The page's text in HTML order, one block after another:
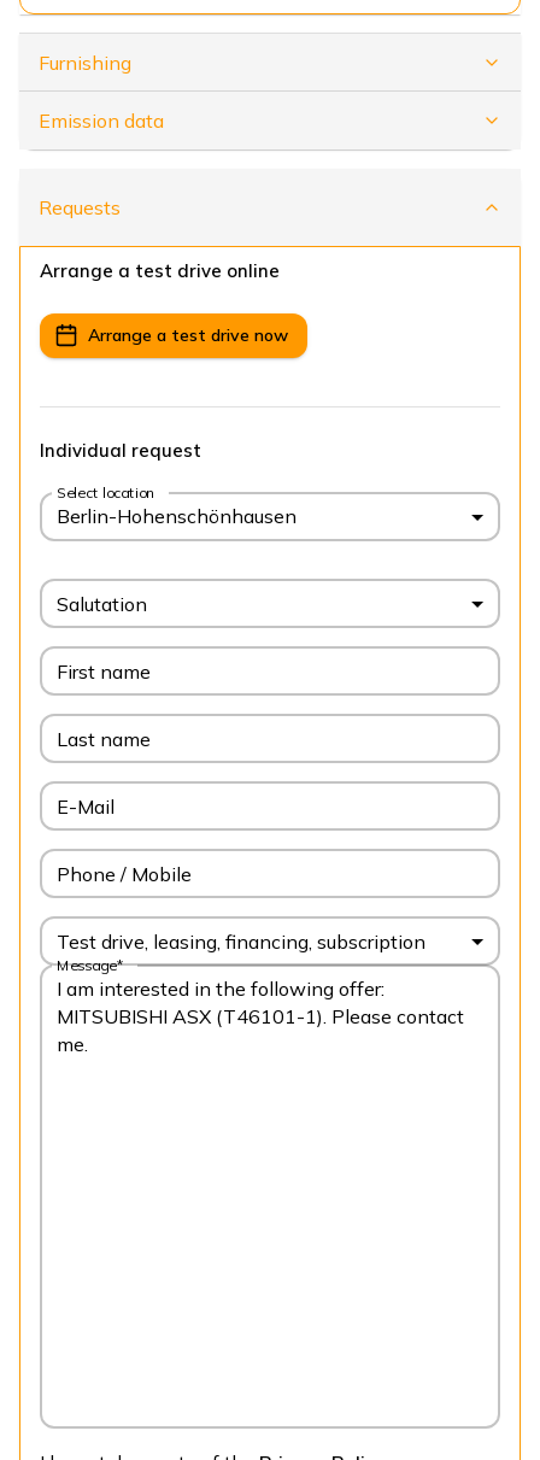
Furnishing
Emission data
Requests
Arrange a test drive online
Arrange a test drive now
Individual request
Select location
Berlin-Hohenschönhausen
Salutation
First name
Last name
E-Mail
Phone / Mobile
Test drive, leasing, financing, subscription
Message*